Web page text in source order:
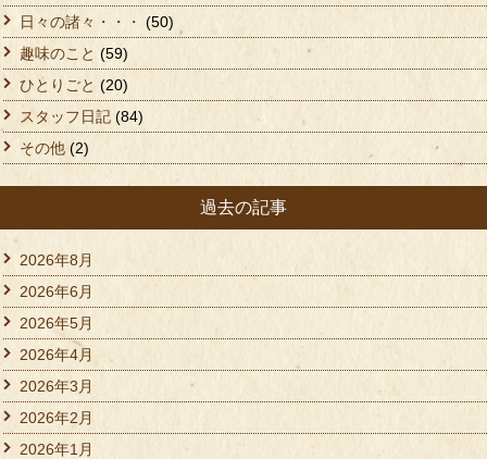
日々の諸々・・・ (50)
趣味のこと (59)
ひとりごと (20)
スタッフ日記 (84)
その他 (2)
過去の記事
2026年8月
2026年6月
2026年5月
2026年4月
2026年3月
2026年2月
2026年1月